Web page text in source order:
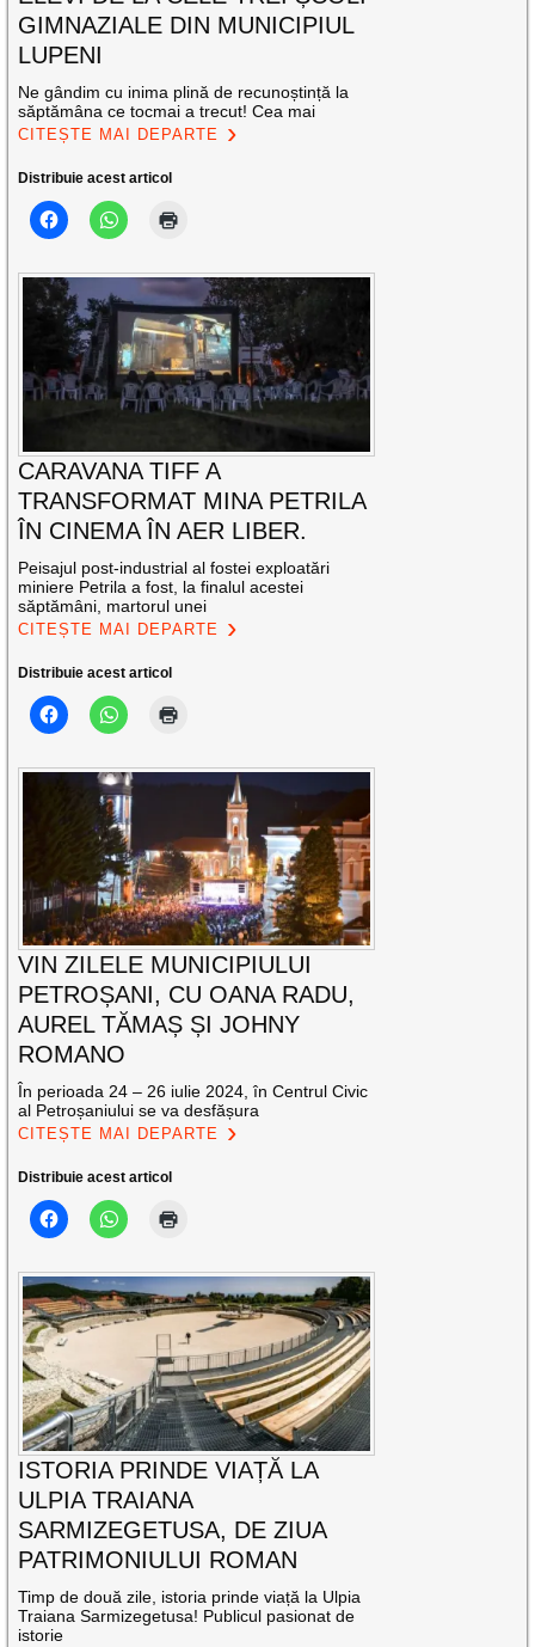
GIMNAZIALE DIN MUNICIPIUL
LUPENI
Ne gândim cu inima plină de recunoștință la
săptămâna ce tocmai a trecut! Cea mai
CITEȘTE MAI DEPARTE
Distribuie acest articol
CARAVANA TIFF A
TRANSFORMAT MINA PETRILA
ÎN CINEMA ÎN AER LIBER.
Peisajul post-industrial al fostei exploatări
miniere Petrila a fost, la finalul acestei
săptămâni, martorul unei
CITEȘTE MAI DEPARTE
Distribuie acest articol
VIN ZILELE MUNICIPIULUI
PETROȘANI, CU OANA RADU,
AUREL TĂMAȘ ȘI JOHNY
ROMANO
În perioada 24 – 26 iulie 2024, în Centrul Civic
al Petroșaniului se va desfășura
CITEȘTE MAI DEPARTE
Distribuie acest articol
ISTORIA PRINDE VIAȚĂ LA
ULPIA TRAIANA
SARMIZEGETUSA, DE ZIUA
PATRIMONIULUI ROMAN
Timp de două zile, istoria prinde viață la Ulpia
Traiana Sarmizegetusa! Publicul pasionat de
istorie